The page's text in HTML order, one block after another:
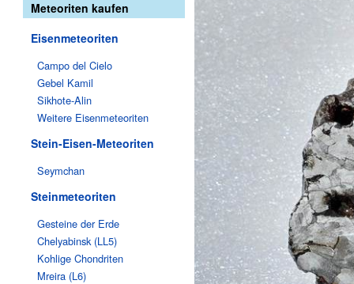
Meteoriten kaufen
Eisenmeteoriten
Campo del Cielo
Gebel Kamil
Sikhote-Alin
Weitere Eisenmeteoriten
Stein-Eisen-Meteoriten
Seymchan
Steinmeteoriten
Gesteine der Erde
Chelyabinsk (LL5)
Kohlige Chondriten
Mreira (L6)